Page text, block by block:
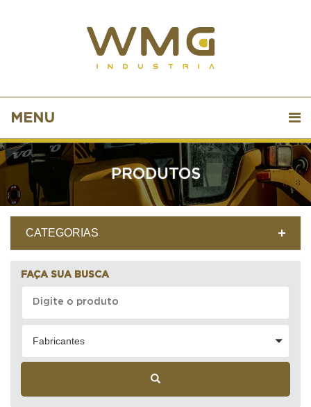
MENU
PRODUTOS
CATEGORIAS
FAÇA SUA BUSCA
Fabricantes